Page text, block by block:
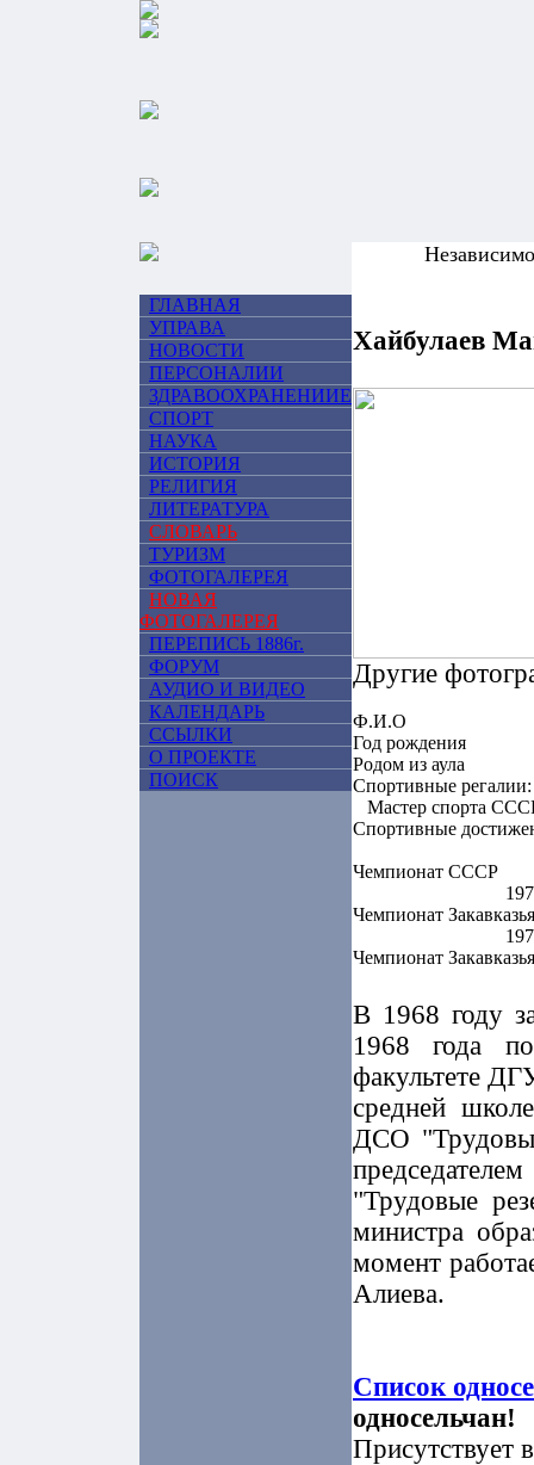
ГЛАВНАЯ
УПРАВА
НОВОСТИ
ПЕРСОНАЛИИ
ЗДРАВООХРАНЕНИИЕ
СПОРТ
НАУКА
ИСТОРИЯ
РЕЛИГИЯ
ЛИТЕРАТУРА
СЛОВАРЬ
ТУРИЗМ
ФОТОГАЛЕРЕЯ
НОВАЯ
ФОТОГАЛЕРЕЯ
ПЕРЕПИСЬ 1886г.
ФОРУМ
АУДИО И ВИДЕО
КАЛЕНДАРЬ
ССЫЛКИ
О ПРОЕКТЕ
ПОИСК
Хайбулаев
Другие
Ф.И.О
Год рождения
Родом из аула
Спортивные регалии:
Мастер спорта
Спортивные
Чемпионат СССР
Чемпионат Закавказья
Чемпионат Закавказья
В 1968 году
1968 года
факультете
средней
ДСО
"Трудовые
министра
момент
Алиева.
Список
односельчан!
Присутствует